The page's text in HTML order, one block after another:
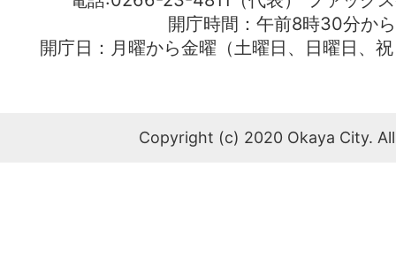
開庁時間：午前8時30分か
開庁日：月曜から金曜（土曜日、日曜日、
Copyright (c) 2020 Okaya City.